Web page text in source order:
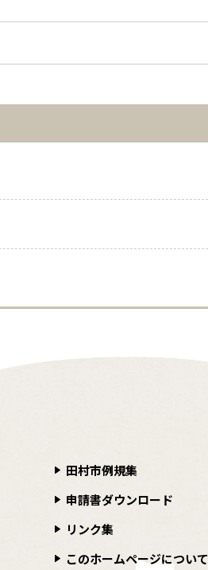
田村市例規集
申請書ダウンロード
リンク集
このホームページについて